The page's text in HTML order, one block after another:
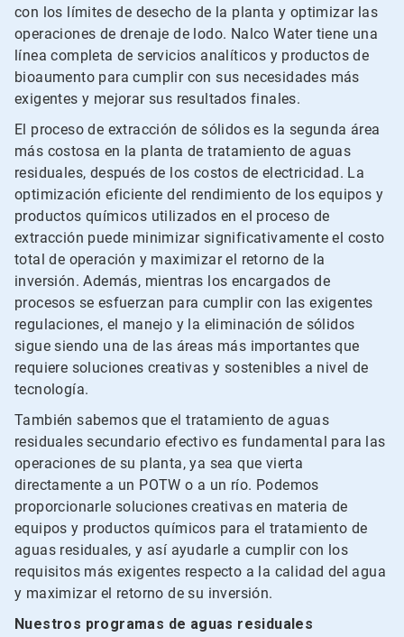
con los límites de desecho de la planta y optimizar las
operaciones de drenaje de lodo. Nalco Water tiene una
línea completa de servicios analíticos y productos de
bioaumento para cumplir con sus necesidades más
exigentes y mejorar sus resultados finales.
El proceso de extracción de sólidos es la segunda área
más costosa en la planta de tratamiento de aguas
residuales, después de los costos de electricidad. La
optimización eficiente del rendimiento de los equipos y
productos químicos utilizados en el proceso de
extracción puede minimizar significativamente el costo
total de operación y maximizar el retorno de la
inversión. Además, mientras los encargados de
procesos se esfuerzan para cumplir con las exigentes
regulaciones, el manejo y la eliminación de sólidos
sigue siendo una de las áreas más importantes que
requiere soluciones creativas y sostenibles a nivel de
tecnología.
También sabemos que el tratamiento de aguas
residuales secundario efectivo es fundamental para las
operaciones de su planta, ya sea que vierta
directamente a un POTW o a un río. Podemos
proporcionarle soluciones creativas en materia de
equipos y productos químicos para el tratamiento de
aguas residuales, y así ayudarle a cumplir con los
requisitos más exigentes respecto a la calidad del agua
y maximizar el retorno de su inversión.
Nuestros programas de aguas residuales